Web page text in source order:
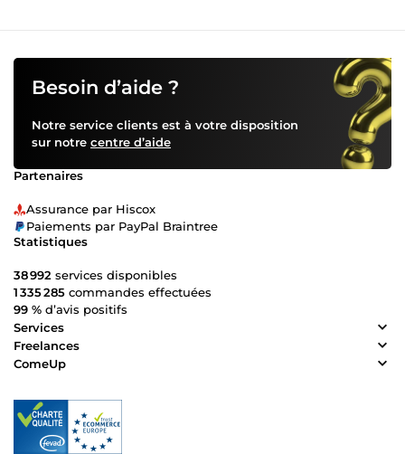
Besoin d’aide ?
Notre service clients est à votre disposition
sur notre centre d’aide
Partenaires
Assurance par Hiscox
Paiements par PayPal Braintree
Statistiques
38 992 services disponibles
1 335 285 commandes effectuées
99 % d’avis positifs
Services
Freelances
ComeUp